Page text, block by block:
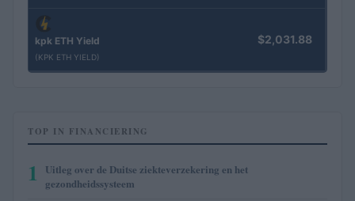
kpk ETH Yield
(KPK ETH YIELD)
$2,031.88
TOP IN FINANCIERING
1
Uitleg over de Duitse ziekteverzekering en het
gezondheidssysteem